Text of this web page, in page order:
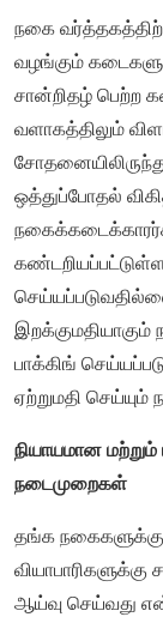
நகை
வழங்கும்
சான்றிதழ் பெற்ற
வளாகத்திலும்
ஒத்துப்போதல்
பாக்கிங்
ஏற்றுமதி
நியாயமான
நடைமுறைகள்
தங்க நகைகளுக்கு
ஆய்வு செய்வது